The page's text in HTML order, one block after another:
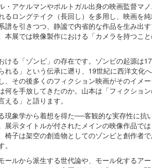
アケルマンやポルトガル出身の映画監督マ
ロングテイク（長回し）を多用し、映画を
を引きつつ、静謐で内省的な作品を生み出
展では映像製作における「カメラを持つこ
る「ゾンビ」の存在です。ゾンビの起源は
る」という伝承に遡り、19世紀に西洋文化
その後多くのフィクション映画がそのイメ
を手放してきたのか。山本は「フィクショ
る」と語ります。
象学から着想を得た──客観的な実存性に抗
示タイトルが付されたメインの映像作品で
子は架空の創造物としてのゾンビと創作者
ルから派生する世代論や、モール化するアー